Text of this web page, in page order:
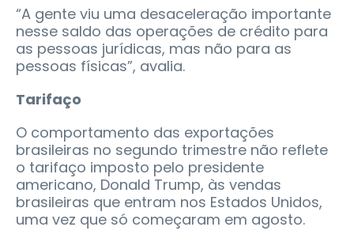
“A gente viu uma desaceleração importante
nesse saldo das operações de crédito para
as pessoas jurídicas, mas não para as
pessoas físicas”, avalia.
Tarifaço
O comportamento das exportações
brasileiras no segundo trimestre não reflete
o tarifaço imposto pelo presidente
americano, Donald Trump, às vendas
brasileiras que entram nos Estados Unidos,
uma vez que só começaram em agosto.